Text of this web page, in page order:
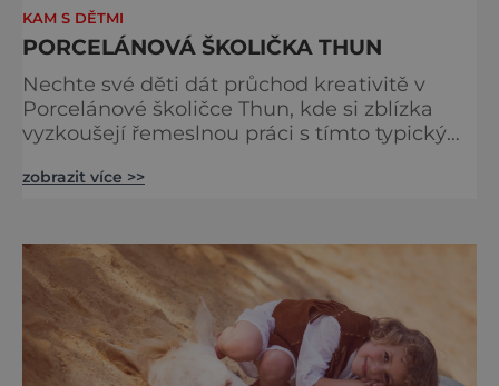
KAM S DĚTMI
PORCELÁNOVÁ ŠKOLIČKA THUN
Nechte své děti dát průchod kreativitě v
Porcelánové školičce Thun, kde si zblízka
vyzkoušejí řemeslnou práci s tímto typickým
dostanou k dispozici hrníček a sadu dekorů,
Výslednou podobu pak mistři v porcelánce
vypálí a odešlou k vám domů nebo do školy.
Každý účastník š
zobrazit více >>